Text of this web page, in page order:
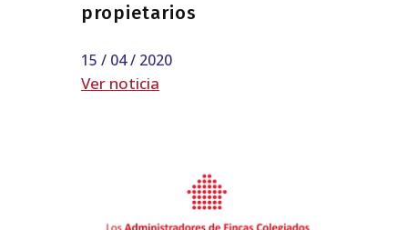
propietarios
15 / 04 / 2020
Ver noticia